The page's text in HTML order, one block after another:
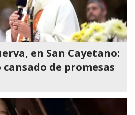
en San Cayetano:
de promesas